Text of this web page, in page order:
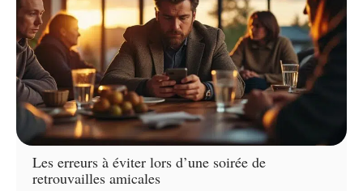
Les erreurs à éviter lors d’une soirée de
retrouvailles amicales